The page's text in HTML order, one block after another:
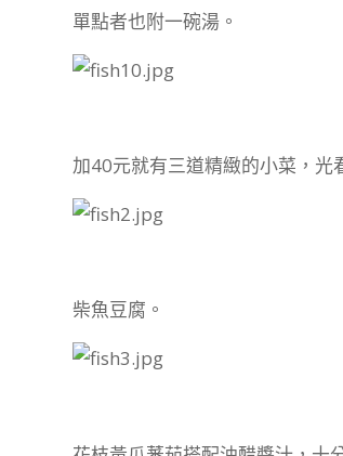
單點者也附一碗湯。
加40元就有三道精緻的小菜，光
柴魚豆腐。